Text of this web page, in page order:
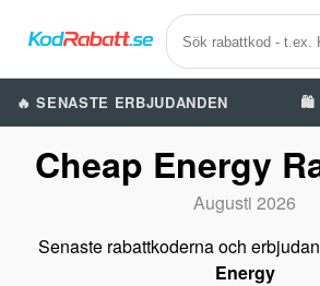
🔥 SENASTE ERBJUDANDEN 🛍️
Cheap Energy
Augusti 2026
Senaste rabattkoderna och
Energy